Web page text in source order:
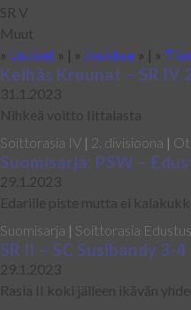
SR V
Muut
» Uutiset » | » Joukkue » | »
Keihäs Kruunat – SR IV
31.1.2023
Nihkeä voitto Iittalasta
Soittorasia IV | 2. divisioona |
Suomisarja: PSW –
29.1.2023
Edarille piste mutta ei
Suomisarja | Soittorasia Edustus
SR II – SC Susibandy 3-4
29.1.2023
Rasia II koki jälleen ikävän